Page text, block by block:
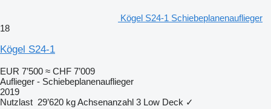
Kögel S24-1 Schiebeplanenauflieger
18
Kögel S24-1
EUR 7’500 ≈ CHF 7’009
Auflieger - Schiebeplanenauflieger
2019
Nutzlast 29’620 kgAchsenanzahl 3 Low Deck ✓